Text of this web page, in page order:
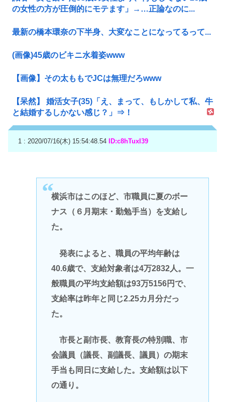
の女性の方が圧倒的にモテます」→…正論なのに...
最新の橋本環奈の下半身、大変なことになってるって...
(画像)45歳のビキニ水着姿www
【画像】その太ももでJCは無理だろwww
【呆然】 婚活女子(35)「え、まって、もしかして私、牛
と結婚するしかない感じ？」⇒！
1 : 2020/07/16(木) 15:54:48.54 ID:c8hTuxI39
横浜市はこのほど、市職員に夏のボー
ナス（６月期末・勤勉手当）を支給し
た。
発表によると、職員の平均年齢は
40.6歳で、支給対象者は4万2832人。一
般職員の平均支給額は93万5156円で、
支給率は昨年と同じ2.25カ月分だっ
た。
市長と副市長、教育長の特別職、市
会議員（議長、副議長、議員）の期末
手当も同日に支給した。支給額は以下
の通り。